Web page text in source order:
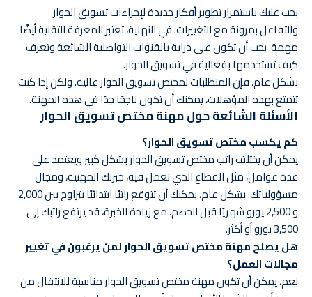
يجب عليك باستمرار تطوير أفكار جديدة لإجراءات تسويق الحوار
والتفاعل بمرونة مع التغييرات. في النهاية، تعتبر المعرفة التقنية أيضًا
مهمة. يجب أن تكون على دراية بالقنوات التواصلية الشائعة وتعرف
كيف تستخدمها بفعالية في تسويق الحوار.
بشكل عام، فإن المتطلبات لمختص تسويق الحوار عالية. ولكن إذا كنت
تتمتع بهذه المؤهلات، يمكنك أن تكون ناجحًا جدًا في هذه المهنة.
الأسئلة الشائعة حول مهنة مختص تسويق الحوار
كم يكسب مختص تسويق الحوار؟
يمكن أن يختلف راتب مختص تسويق الحوار بشكل كبير ويعتمد على
عدة عوامل، مثل القطاع الذي تعمل فيه، خبرتك المهنية، ومجال
مسؤولياتك. بشكل عام، يمكنك أن تتوقع راتبًا ابتدائيًا يتراوح بين 2,000
و 2,500 يورو شهريًا قبل الخصم. مع زيادة الخبرة، قد يرتفع راتبك إلى
3,500 يورو أو أكثر.
هل يصلح مهنة مختص تسويق الحوار لمن يرغبون في تغيير
مجالات العمل؟
نعم، يمكن أن تكون مهنة مختص تسويق الحوار مناسبة للانتقال من